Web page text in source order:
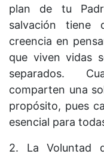
plan de tu
salvación tiene
creencia en
que viven vidas
separados.
comparten una
propósito, pues
esencial para
2. La Voluntad